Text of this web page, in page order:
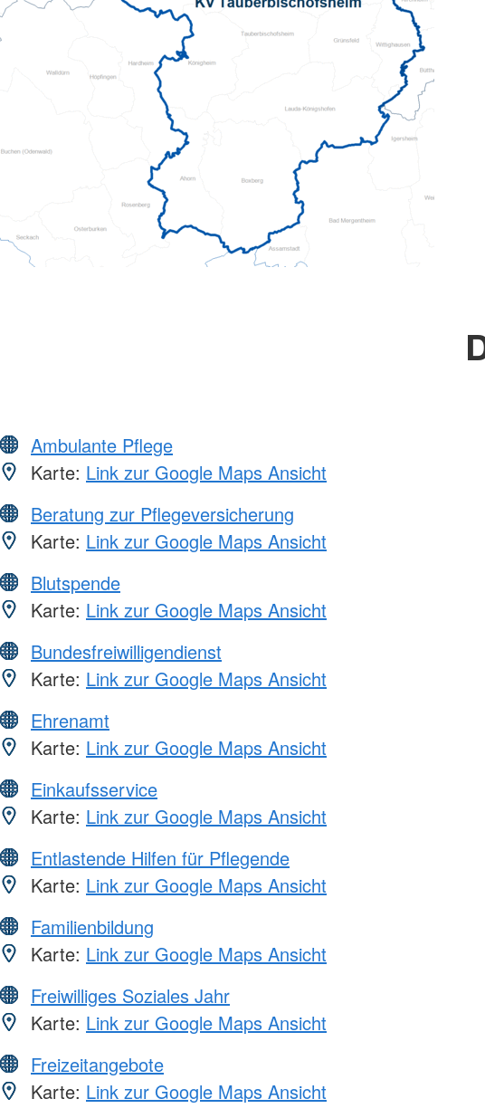
Ambulante Pflege
Karte: Link zur Google Maps Ansicht
Beratung zur Pflegeversicherung
Karte: Link zur Google Maps Ansicht
Blutspende
Karte: Link zur Google Maps Ansicht
Bundesfreiwilligendienst
Karte: Link zur Google Maps Ansicht
Ehrenamt
Karte: Link zur Google Maps Ansicht
Einkaufsservice
Karte: Link zur Google Maps Ansicht
Entlastende Hilfen für Pflegende
Karte: Link zur Google Maps Ansicht
Familienbildung
Karte: Link zur Google Maps Ansicht
Freiwilliges Soziales Jahr
Karte: Link zur Google Maps Ansicht
Freizeitangebote
Karte: Link zur Google Maps Ansicht